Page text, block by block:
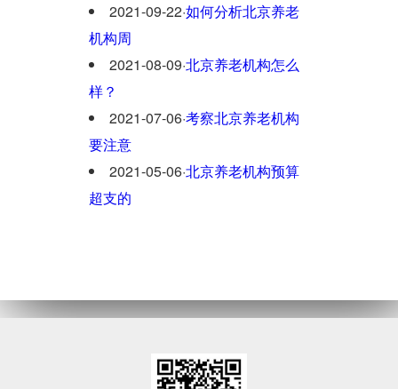
2021-09-22·如何分析北京养老
机构周
2021-08-09·北京养老机构怎么
样？
2021-07-06·考察北京养老机构
要注意
2021-05-06·北京养老机构预算
超支的